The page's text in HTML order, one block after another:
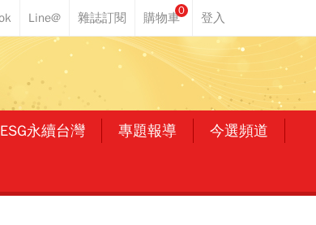
0
ESG永續台灣 專題報導 今選頻道